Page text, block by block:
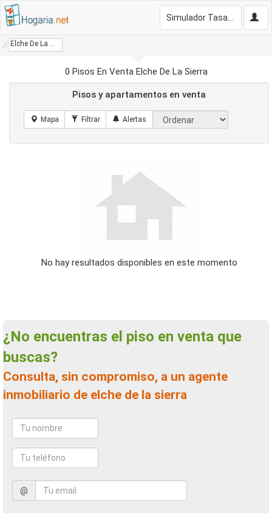
Elche De La Sierra
0 Pisos En Venta Elche De La Sierra
Pisos y apartamentos en venta
No hay resultados disponibles en este momento
¿No encuentras el piso en venta que
buscas?
Consulta, sin compromiso, a un agente
inmobiliario de elche de la sierra
@